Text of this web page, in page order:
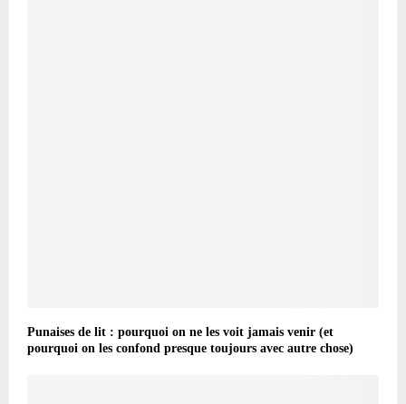
Punaises de lit : pourquoi on ne les voit jamais venir (et
pourquoi on les confond presque toujours avec autre chose)